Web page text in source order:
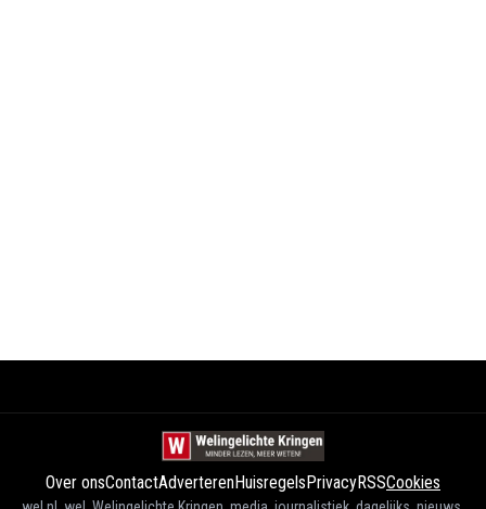
Over onsContactAdverterenHuisregelsPrivacyRSSCookies